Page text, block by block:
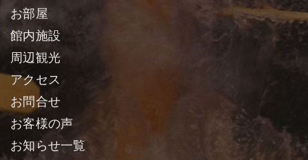
お部屋
館内施設
周辺観光
アクセス
お問合せ
お客様の声
お知らせ一覧